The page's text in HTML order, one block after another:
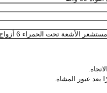
الأشعة تحت الحمراء 6 أزواج
عبور المشاة.